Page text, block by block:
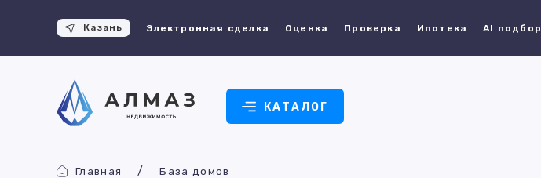
Казань Электронная сделка Оценка Проверка Ипотека AI подбор
КАТАЛОГ
Главная База домов